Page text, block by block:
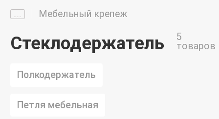
Мебельный крепеж
Стеклодержатель
5
товаров
Полкодержатель
Петля мебельная